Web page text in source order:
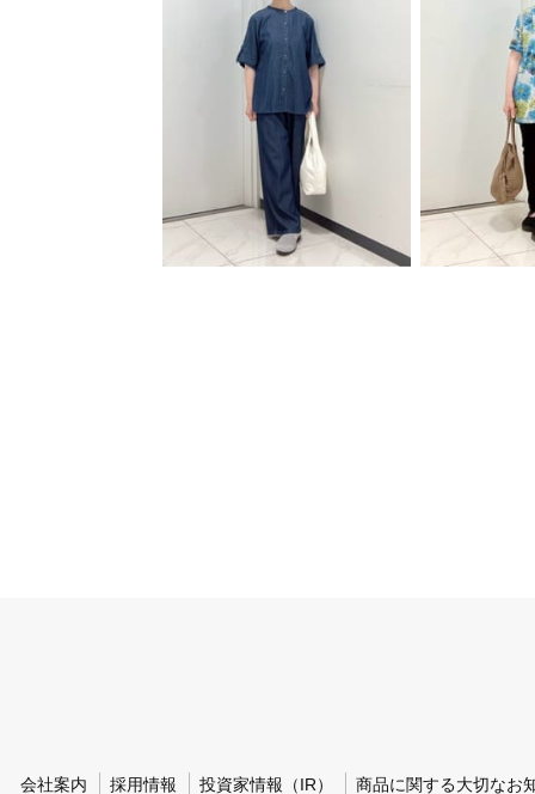
会社案内 採用情報 投資家情報（IR） 商品に関する大切なお